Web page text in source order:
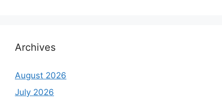
Archives
August 2026
July 2026